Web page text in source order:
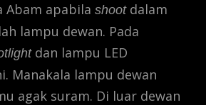
Abam apabila shootdalam
lampu dewan. Pada
dan lampu LED
Manakala lampu dewan
agak suram. Di luar dewan